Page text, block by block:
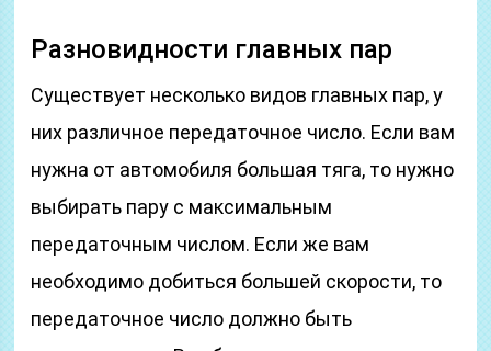
Разновидности главных пар
Существует несколько видов главных пар, у
них различное передаточное число. Если вам
нужна от автомобиля большая тяга, то нужно
выбирать пару с максимальным
передаточным числом. Если же вам
необходимо добиться большей скорости, то
передаточное число должно быть